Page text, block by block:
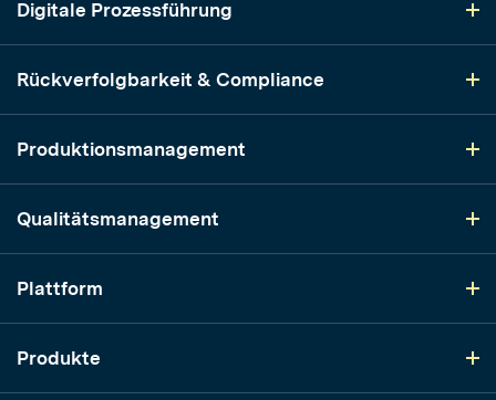
Digitale Prozessführung
Rückverfolgbarkeit & Compliance
Produktionsmanagement
Qualitätsmanagement
Plattform
Produkte